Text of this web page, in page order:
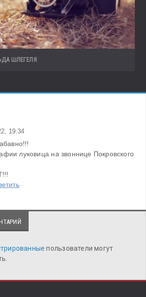
ШЛЕГЕЛЯ
19:34
луковица на звоннице Покровского
пользователи могут